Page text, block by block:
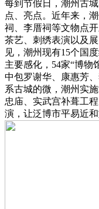
每到节假日，潮州古
点、亮点。近年来，
祠、李厝祠等文物点
茶艺、刺绣表演以及
见，潮州现有15个国
主要感化，54家“博物
中包罗谢华、康惠芳
系古城的微，潮州实
忠庙、实武宫补葺工
演，让泛博市平易近